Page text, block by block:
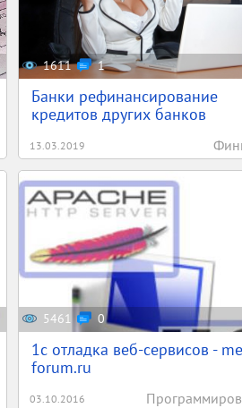
1611 1
Банки рефинансирование
кредитов других банков
13.03.2019
5461 0
1c отладка веб-сервисов -
forum.ru
03.10.2016